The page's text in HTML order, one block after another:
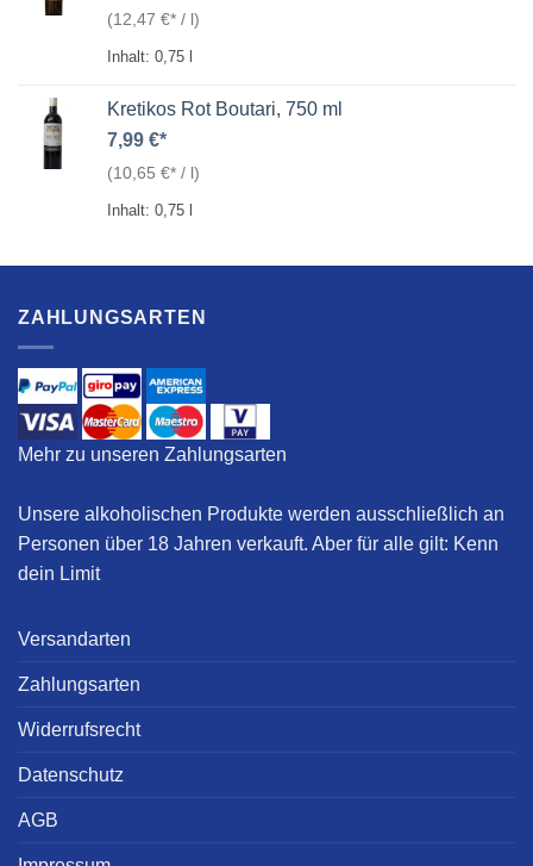
(12,47 € / l)
Inhalt: 0,75
Kretikos Rot Boutari, 750 ml
7,99 €
(10,65 € / l)
Inhalt: 0,75
ZAHLUNGSARTEN
Mehr zu unseren Zahlungsarten
Unsere alkoholischen Produkte werden ausschließlich an
Personen über 18 Jahren verkauft. Aber für alle gilt: Kenn
dein Limit
Versandarten
Zahlungsarten
Widerrufsrecht
Datenschutz
AGB